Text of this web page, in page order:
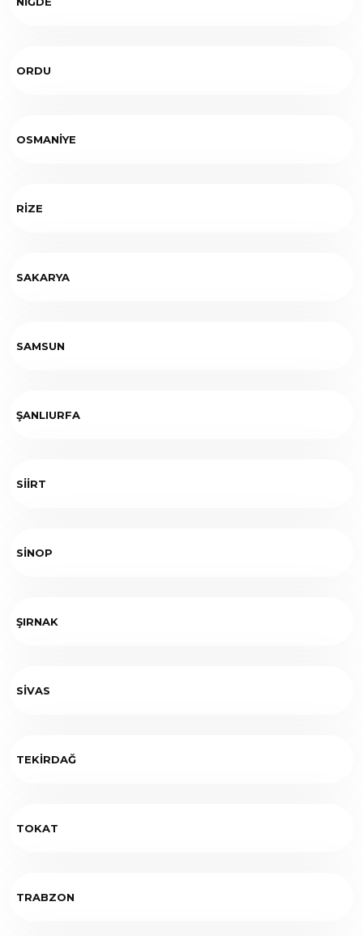
ORDU
OSMANİYE
RİZE
SAKARYA
SAMSUN
ŞANLIURFA
SİİRT
SİNOP
ŞIRNAK
SİVAS
TEKİRDAĞ
TOKAT
TRABZON